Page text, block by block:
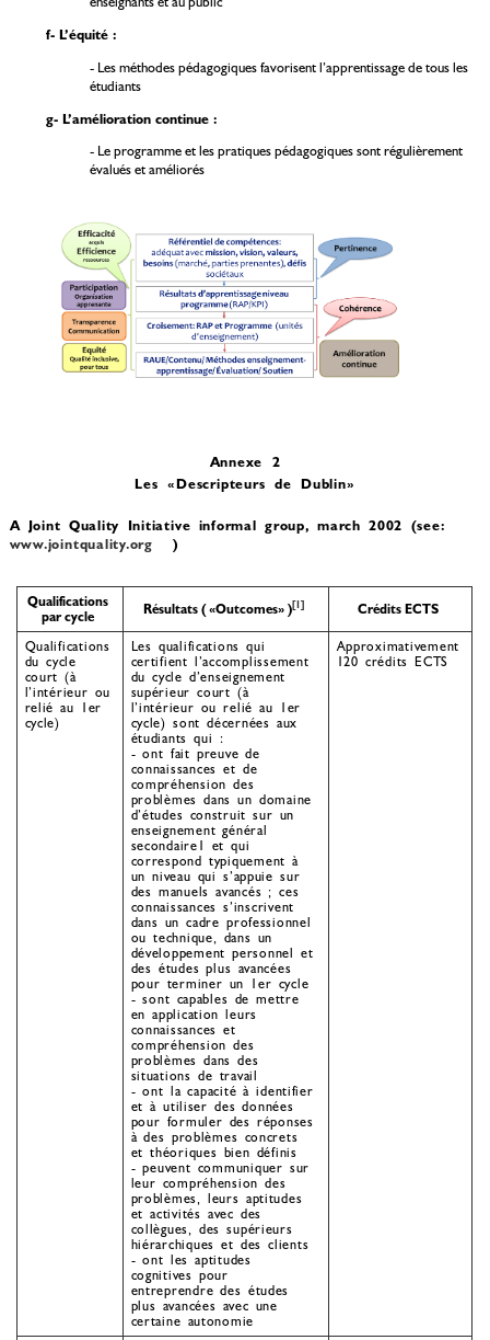
f- L’équité :
- Les méthodes pédagogiques favorisent l’apprentissage de tous les
étudiants
g- L’amélioration continue :
- Le programme et les pratiques pédagogiques sont régulièrement
évalués et améliorés
Annexe 2
Les «Descripteurs de Dublin»
A Joint Quality Initiative informal group, march 2002 (see:
www.jointquality.org
)
Qualifications
par cycle
Résultats ( «Outcomes» )[1] Crédits ECTS
Qualifications
du cycle
court (à
l’intérieur ou
relié au 1er
cycle)
Les qualifications qui
certifient l’accomplissement
du cycle d’enseignement
supérieur court (à
l’intérieur ou relié au 1er
cycle) sont décernées aux
étudiants qui :
- ont fait preuve de
connaissances et de
compréhension des
problèmes dans un domaine
d’études construit sur un
enseignement général
secondaire1 et qui
correspond typiquement à
un niveau qui s’appuie sur
des manuels avancés ; ces
connaissances s’inscrivent
dans un cadre professionnel
ou technique, dans un
développement personnel et
des études plus avancées
pour terminer un 1er cycle
- sont capables de mettre
en application leurs
connaissances et
compréhension des
problèmes dans des
situations de travail
- ont la capacité à identifier
et à utiliser des données
pour formuler des réponses
à des problèmes concrets
et théoriques bien définis
- peuvent communiquer sur
leur compréhension des
problèmes, leurs aptitudes
et activités avec des
collègues, des supérieurs
hiérarchiques et des clients
- ont les aptitudes
cognitives pour
entreprendre des études
plus avancées avec une
certaine autonomie
Approximativement
120 crédits ECTS